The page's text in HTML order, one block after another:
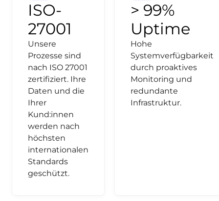
ISO-
27001
Unsere
Prozesse sind
nach ISO 27001
zertifiziert. Ihre
Daten und die
Ihrer
Kund:innen
werden nach
höchsten
internationalen
Standards
geschützt.
> 99%
Uptime
Hohe
Systemverfügbarkeit
durch proaktives
Monitoring und
redundante
Infrastruktur.